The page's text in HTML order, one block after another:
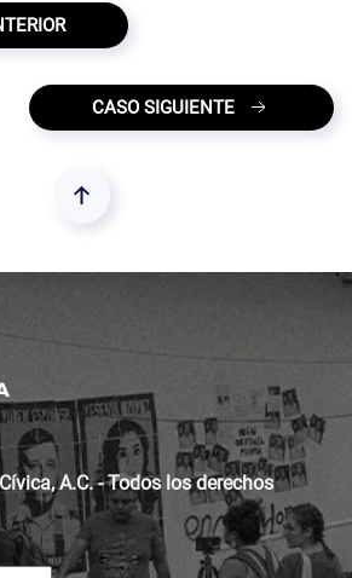
CASO SIGUIENTE
A.C. - Todos los derechos